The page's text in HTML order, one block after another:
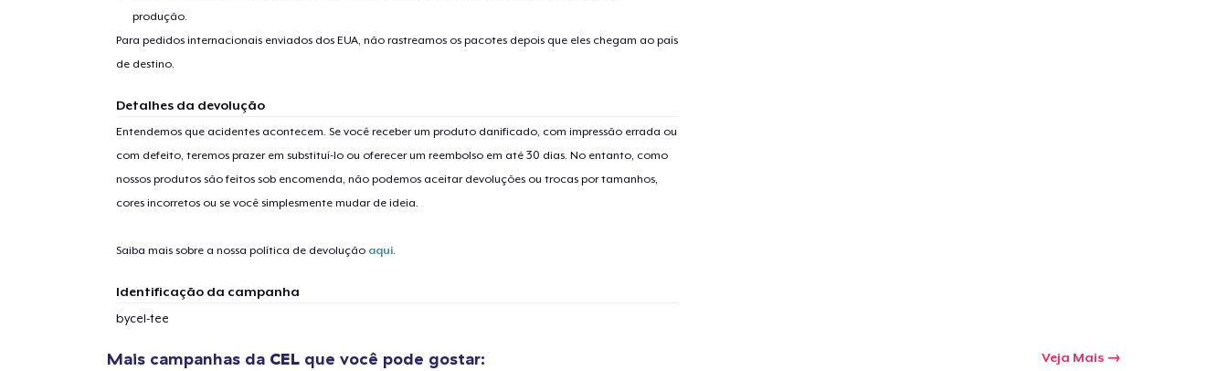
produção.
Para pedidos internacionais enviados dos EUA, não rastreamos os pacotes depois que eles chegam ao país
de destino.
Detalhes da devolução
Entendemos que acidentes acontecem. Se você receber um produto danificado, com impressão errada ou
com defeito, teremos prazer em substituí-lo ou oferecer um reembolso em até 30 dias. No entanto, como
nossos produtos são feitos sob encomenda, não podemos aceitar devoluções ou trocas por tamanhos,
cores incorretos ou se você simplesmente mudar de ideia.
Saiba mais sobre a nossa política de devolução aqui.
Identificação da campanha
bycel-tee
Mais campanhas da CEL que você pode gostar: Veja Mais